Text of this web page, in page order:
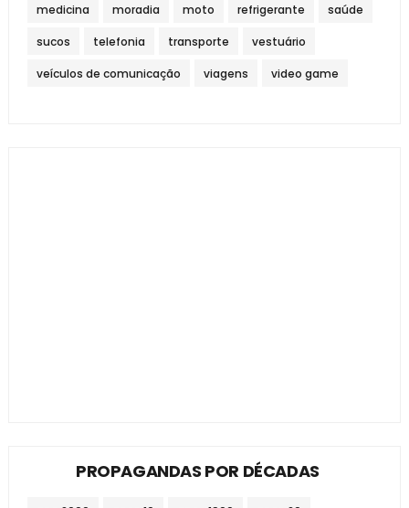
medicina moradia moto refrigerante saúde
sucos telefonia transporte vestuário
veículos de comunicação viagens video game
PROPAGANDAS POR DÉCADAS